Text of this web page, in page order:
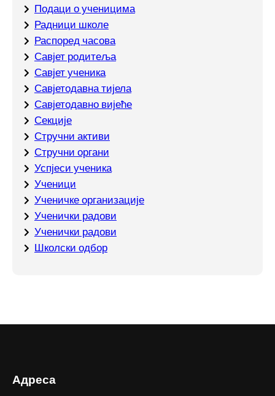
Подаци о ученицима
Радници школе
Распоред часова
Савјет родитеља
Савјет ученика
Савјетодавна тијела
Савјетодавно вијеће
Секције
Стручни активи
Стручни органи
Успјеси ученика
Ученици
Ученичке организације
Ученички радови
Ученички радови
Школски одбор
Адреса